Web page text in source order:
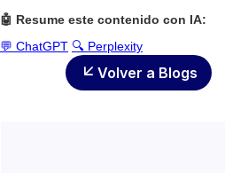
🤖 Resume este contenido con IA:
💬 ChatGPT 🔍 Perplexity
Volver a Blogs